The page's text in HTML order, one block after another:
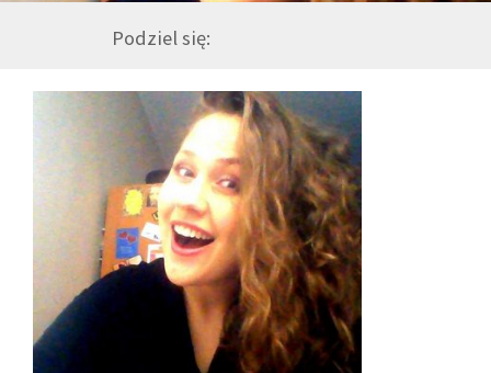
DRUŻYNA
WESPRZYJ NAS
PARTNERZY
NEWSLETTER
Podziel się: